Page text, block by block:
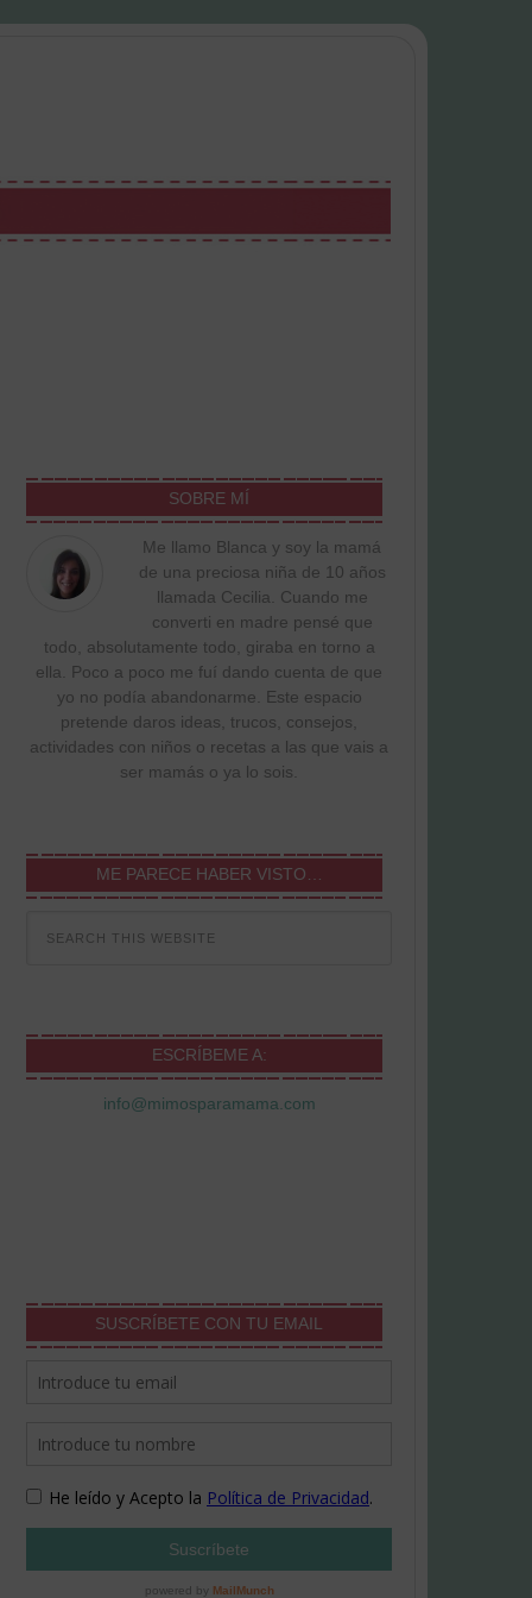
SOBRE MÍ
Me llamo Blanca y soy la mamá
de una preciosa niña de 10 años
llamada Cecilia. Cuando me
converti en madre pensé que
todo, absolutamente todo, giraba en torno a
ella. Poco a poco me fuí dando cuenta de que
yo no podía abandonarme. Este espacio
pretende daros ideas, trucos, consejos,
actividades con niños o recetas a las que vais a
ser mamás o ya lo sois.
ME PARECE HABER VISTO…
ESCRÍBEME A:
info@mimosparamama.com
SUSCRÍBETE CON TU EMAIL